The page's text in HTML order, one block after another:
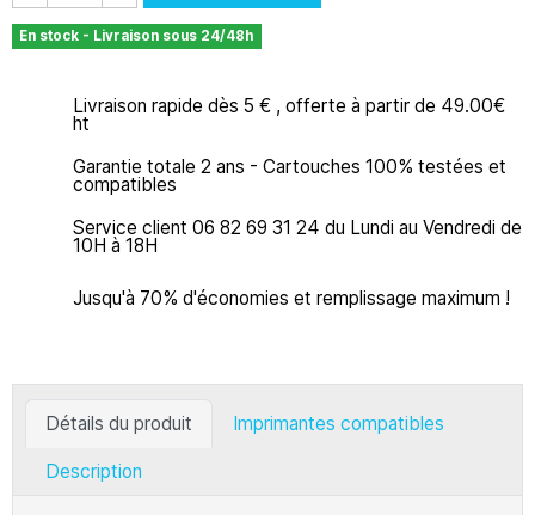
En stock - Livraison sous 24/48h
Livraison rapide dès 5 € , offerte à partir de 49.00€
ht
Garantie totale 2 ans - Cartouches 100% testées et
compatibles
Service client 06 82 69 31 24 du Lundi au Vendredi de
10H à 18H
Jusqu'à 70% d'économies et remplissage maximum !
Détails du produit Imprimantes compatibles
Description